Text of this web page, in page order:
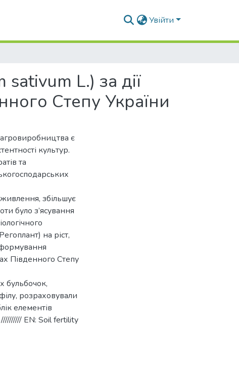
Увійти
L.) за дії
Степу України
є
культур.
та
збільшує
було з’ясування
на ріст,
Південного Степу
бульбочок,
розраховували
елементів
////////// EN: Soil fertility